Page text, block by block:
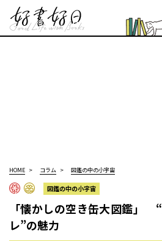
HOME コラム 図鑑の中の小宇宙
図鑑の中の小宇宙
「懐かしの空き缶大図鑑」
レ”の魅力